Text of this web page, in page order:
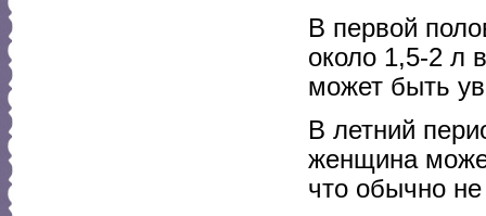
В первой
около 1,5-2 л
может быть
В летний
женщина
что обычно